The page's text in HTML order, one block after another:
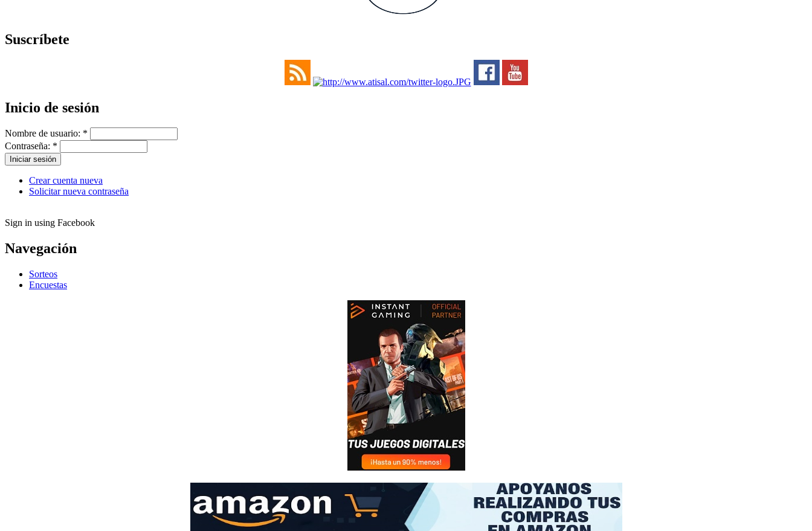
Suscríbete
Inicio de sesión
Nombre de usuario: *
Contraseña: *
Crear cuenta nueva
Solicitar nueva contraseña
Sign in using Facebook
Navegación
Sorteos
Encuestas